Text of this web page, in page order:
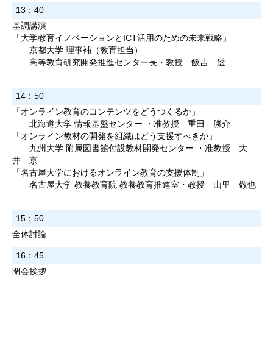
13：40
基調講演
「大学教育イノベーションとICT活用のための未来戦略」
京都大学 理事補（教育担当）
高等教育研究開発推進センター長・教授 飯吉 透
14：50
「オンライン教育のコンテンツをどうつくるか」
北海道大学 情報基盤センター ・准教授 重田 勝介
「オンライン教材の開発を組織はどう支援すべきか」
九州大学 附属図書館付設教材開発センター ・准教授 大
井 京
「名古屋大学におけるオンライン教育の支援体制」
名古屋大学 教養教育院 教養教育推進室・教授 山里 敬也
15：50
全体討論
16：45
閉会挨拶